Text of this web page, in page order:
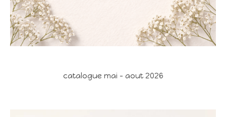
catalogue mai - aout 2026